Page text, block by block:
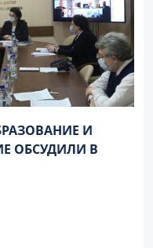
И
ОБСУДИЛИ В